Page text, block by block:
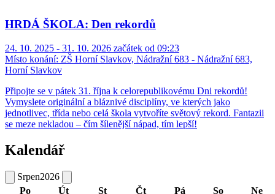
HRDÁ ŠKOLA: Den rekordů
24. 10. 2025 - 31. 10. 2026 začátek od 09:23
Místo konání: ZŠ Horní Slavkov, Nádražní 683 - Nádražní 683,
Horní Slavkov
Připojte se v pátek 31. října k celorepublikovému Dni rekordů!
Vymyslete originální a bláznivé disciplíny, ve kterých jako
jednotlivec, třída nebo celá škola vytvoříte světový rekord. Fantazii
se meze nekladou – čím šílenější nápad, tím lepší!
Kalendář
Srpen2026
Po
Út St Čt Pá So
Ne